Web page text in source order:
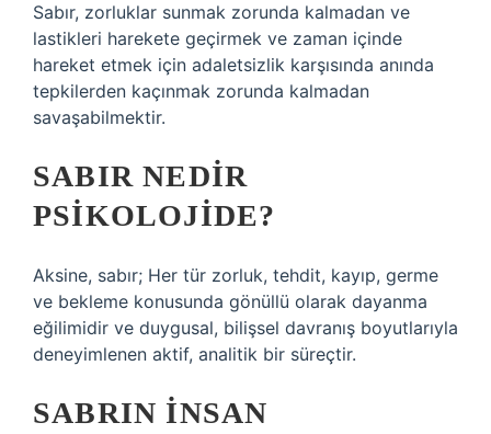
Sabır, zorluklar sunmak zorunda kalmadan ve
lastikleri harekete geçirmek ve zaman içinde
hareket etmek için adaletsizlik karşısında anında
tepkilerden kaçınmak zorunda kalmadan
savaşabilmektir.
SABIR NEDIR
PSIKOLOJIDE?
Aksine, sabır; Her tür zorluk, tehdit, kayıp, germe
ve bekleme konusunda gönüllü olarak dayanma
eğilimidir ve duygusal, bilişsel davranış boyutlarıyla
deneyimlenen aktif, analitik bir süreçtir.
SABRIN INSAN